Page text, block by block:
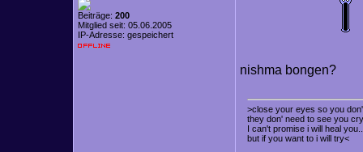
Beiträge: 200
Mitglied seit: 05.06.2005
IP-Adresse: gespeichert
nishma bongen?
>close your eyes so you
they don' need to see you
I can't promise i will heal you..
but if you want to i will try<